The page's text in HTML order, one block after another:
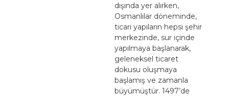
dışında yer alırken,
Osmanlılar döneminde,
ticari yapıların hepsi şehir
merkezinde, sur içinde
yapılmaya başlanarak,
geleneksel ticaret
dokusu oluşmaya
başlamış ve zamanla
büyümüştür. 1497’de